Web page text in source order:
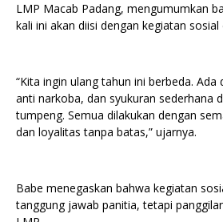
LMP Macab Padang, mengumumkan
kali ini akan diisi dengan kegiatan
“Kita ingin ulang tahun ini berbeda.
anti narkoba, dan syukuran sederhana
tumpeng. Semua dilakukan dengan
dan loyalitas tanpa batas,” ujarnya.
Babe menegaskan bahwa kegiatan
tanggung jawab panitia, tetapi